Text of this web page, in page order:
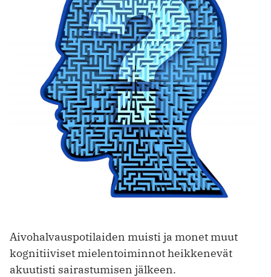
Aivohalvauspotilaiden muisti ja monet muut
kognitiiviset mielentoiminnot heikkenevät
akuutisti sairastumisen jälkeen.